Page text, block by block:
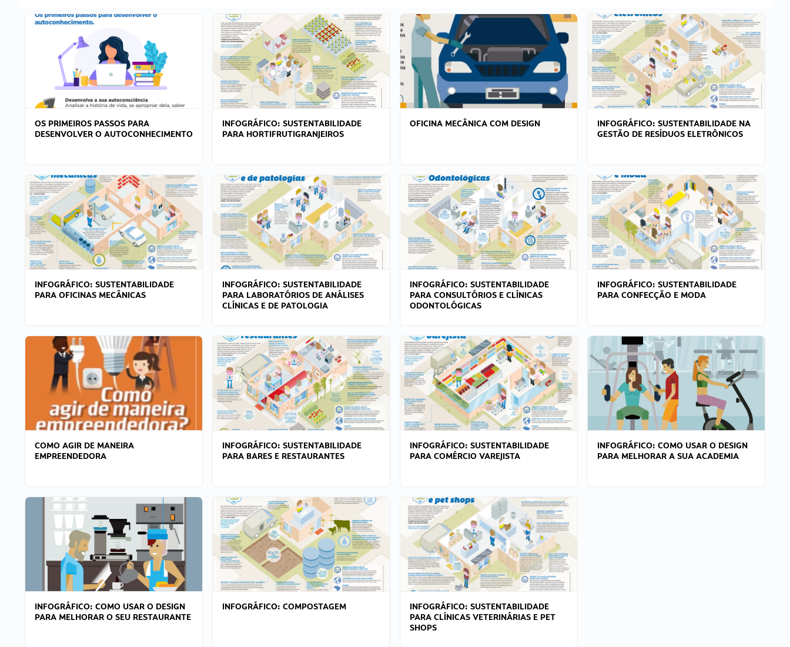
OS PRIMEIROS PASSOS PARA
DESENVOLVER O AUTOCONHECIMENTO
INFOGRÁFICO: SUSTENTABILIDADE
PARA HORTIFRUTIGRANJEIROS
OFICINA MECÂNICA COM DESIGN
INFOGRÁFICO: SUSTENTABILIDADE NA
GESTÃO DE RESÍDUOS ELETRÔNICOS
INFOGRÁFICO: SUSTENTABILIDADE
PARA OFICINAS MECÂNICAS
INFOGRÁFICO: SUSTENTABILIDADE
PARA LABORATÓRIOS DE ANÁLISES
CLÍNICAS E DE PATOLOGIA
INFOGRÁFICO: SUSTENTABILIDADE
PARA CONSULTÓRIOS E CLÍNICAS
ODONTOLÓGICAS
INFOGRÁFICO: SUSTENTABILIDADE
PARA CONFECÇÃO E MODA
COMO AGIR DE MANEIRA
EMPREENDEDORA
INFOGRÁFICO: SUSTENTABILIDADE
PARA BARES E RESTAURANTES
INFOGRÁFICO: SUSTENTABILIDADE
PARA COMÉRCIO VAREJISTA
INFOGRÁFICO: COMO USAR O DESIGN
PARA MELHORAR A SUA ACADEMIA
INFOGRÁFICO: COMO USAR O DESIGN
PARA MELHORAR O SEU RESTAURANTE
INFOGRÁFICO: COMPOSTAGEM
INFOGRÁFICO: SUSTENTABILIDADE
PARA CLÍNICAS VETERINÁRIAS E PET
SHOPS